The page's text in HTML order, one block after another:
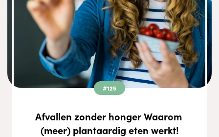
#125
Afvallen zonder honger Waarom
(meer) plantaardig eten werkt!